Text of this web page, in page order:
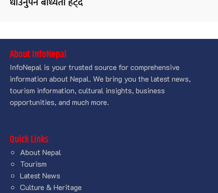
About InfoNepal
InfoNepal is your trusted source for comprehensive
information about Nepal. We bring you the latest news,
tourism information, cultural insights, business
opportunities, and much more.
Quick Links
About Nepal
Tourism
Latest News
Culture & Heritage